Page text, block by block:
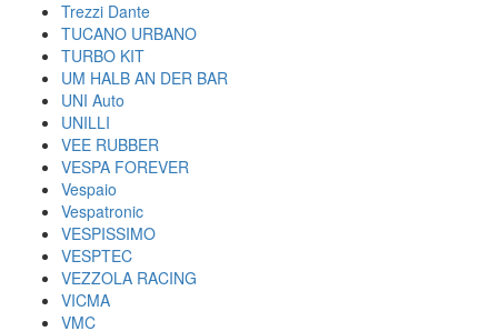
Trezzi Dante
TUCANO URBANO
TURBO KIT
UM HALB AN DER BAR
UNI Auto
UNILLI
VEE RUBBER
VESPA FOREVER
Vespaio
Vespatronic
VESPISSIMO
VESPTEC
VEZZOLA RACING
VICMA
VMC